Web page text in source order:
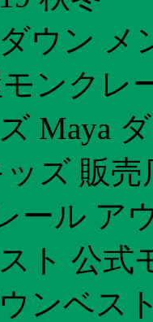
ウン メ
ンクレ
Maya
ズ 販
ール ア
ト 公式
ンベス